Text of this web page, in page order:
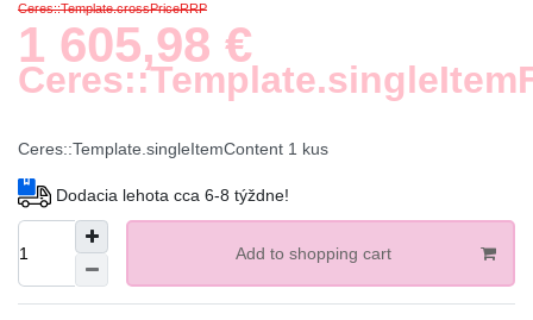
Ceres::Template.crossPriceRRP
1 605,98 €
Ceres::Template.singleItemContent 1 kus
Dodacia lehota cca 6-8 týždne!
Add to shopping cart